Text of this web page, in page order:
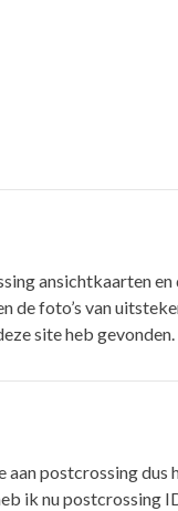
ansichtkaarten
de foto’s van
site heb gevonden.
postcrossing dus
ik nu postcrossing